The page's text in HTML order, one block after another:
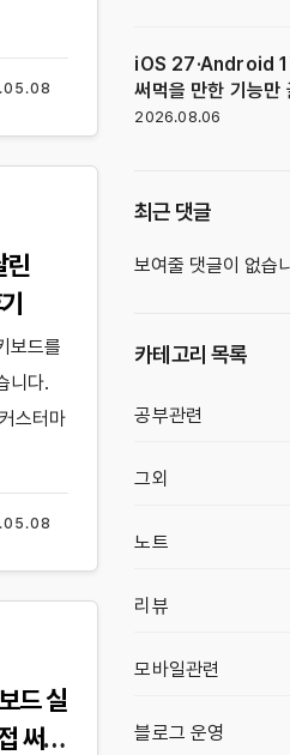
린
보드를
니다.
스터마
드 실
써본
iOS 27·Android
써먹을 만한 기능만
2026.08.06
최근 댓글
보여줄 댓글이 없습
카테고리 목록
공부관련
그외
노트
리뷰
모바일관련
블로그 운영